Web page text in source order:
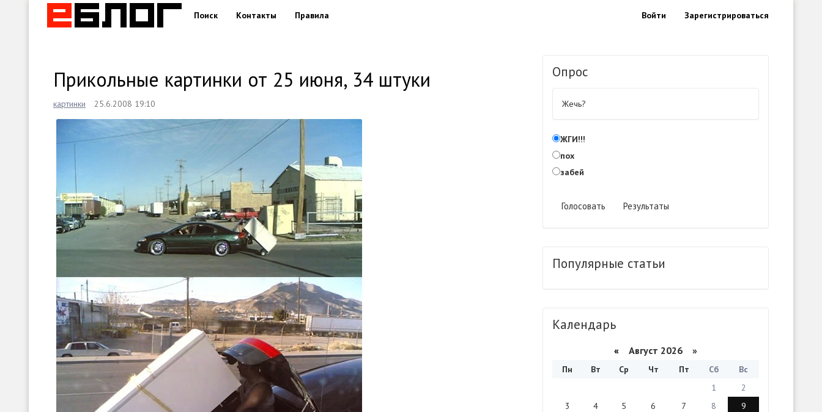
Поиск Контакты Правила Войти Зарегистрироваться
Прикольные картинки от 25 июня, 34 штуки
картинки 25.6.2008 19:10
Опрос
Жечь?
ЖГИ!!!
пох
забей
Голосовать Результаты
Популярные статьи
Календарь
« Август 2026 »
Пн Вт Ср Чт Пт Сб
Вс
1
2
3
4 5 6 7 8
9